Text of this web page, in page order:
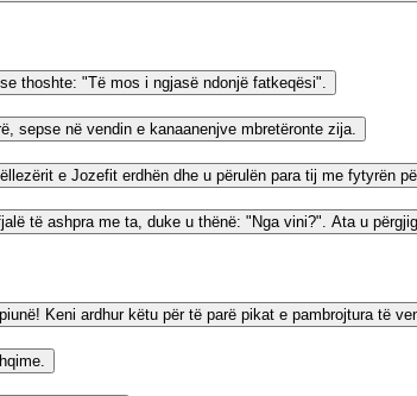
thoshte: "Të mos i ngjasë ndonjë fatkeqësi".
sepse në vendin e kanaanenjve mbretëronte zija.
e Jozefit erdhën dhe u përulën para tij me fytyrën
të ashpra me ta, duke u thënë: "Nga vini?". Ata u
Keni ardhur këtu për të parë pikat e pambrojtura të